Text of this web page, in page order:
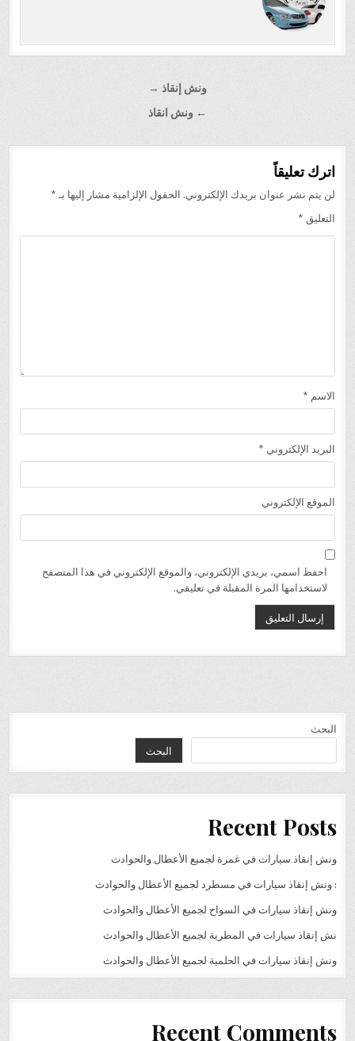
ونش إنقاذ →
← ونش انقاذ
اترك تعليقاً
لن يتم نشر عنوان بريدك الإلكتروني. الحقول الإلزامية مشار إليها بـ *
التعليق *
الاسم *
البريد الإلكتروني *
الموقع الإلكتروني
احفظ اسمي، بريدي الإلكتروني، والموقع الإلكتروني في هذا المتصفح
لاستخدامها المرة المقبلة في تعليقي.
البحث
البحث
Recent Posts
ونش إنقاذ سيارات في غمرة لجميع الأعطال والحوادث
: ونش إنقاذ سيارات في مسطرد لجميع الأعطال والحوادث
ونش إنقاذ سيارات في السواح لجميع الأعطال والحوادث
نش إنقاذ سيارات في المطرية لجميع الأعطال والحوادث
ونش إنقاذ سيارات في الحلمية لجميع الأعطال والحوادث
Recent Comments